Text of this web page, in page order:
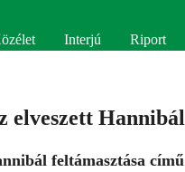
Interjú Riport
elveszett Hannibál
feltámasztása című